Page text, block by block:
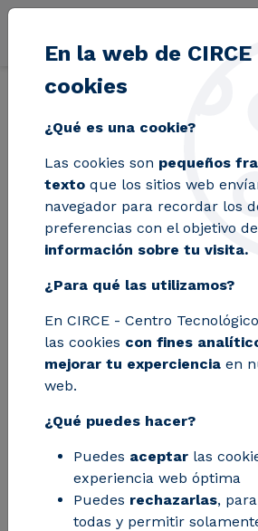
Pasar al contenido principal
Blog CIRCE comienza las
CIRCE
tareas de
implantación
ISO 50.001 en
En la web de
cookies
¿Qué es una cookie?
Las cookies son pequeños
texto que los sitios web
navegador para recordar los
preferencias con el objetivo de
información sobre tu visita.
¿Para qué las utilizamos?
En CIRCE - Centro
las cookies con fines
mejorar tu experciencia en
web.
¿Qué puedes hacer?
Puedes aceptar las
experiencia web óptima
Puedes rechazarlas,
todas y permitir